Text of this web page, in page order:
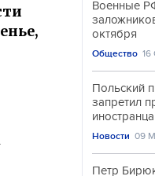
Военные
октября
Общество 16
Польский
запретил
Новости 09
Петр